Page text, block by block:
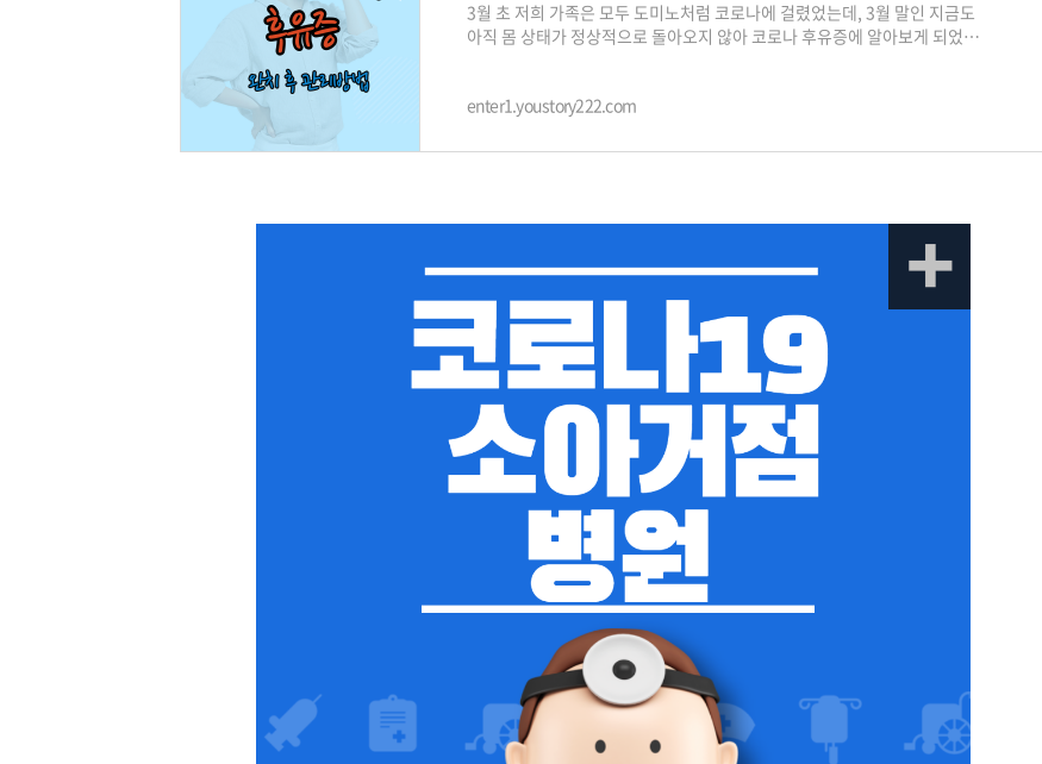
3월 초 저희 가족은 모두 도미노처럼 코로나에 걸렸었는데, 3월 말인 지금도
아직 몸 상태가 정상적으로 돌아오지 않아 코로나 후유증에 알아보게 되었습
enter1.youstory222.com